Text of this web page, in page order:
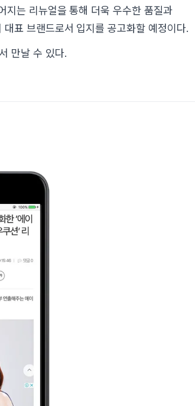
지는 리뉴얼을 통해 더욱 우수한 품질과
표 브랜드로서 입지를 공고화할 예정이다.
만날 수 있다.